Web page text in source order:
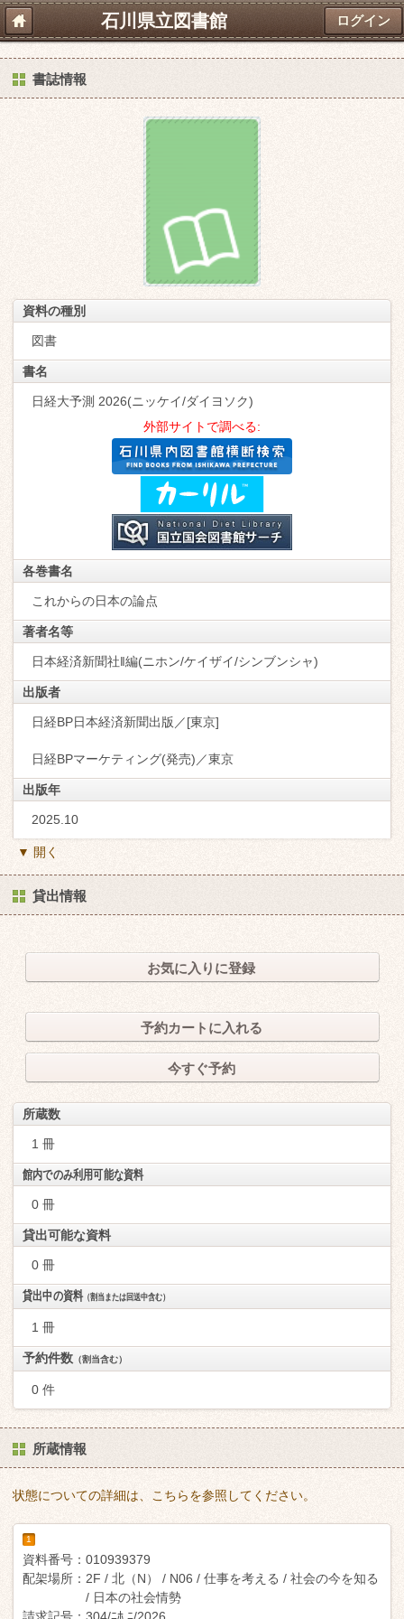
石川県立図書館 ログイン
書誌情報
資料の種別
図書
書名
日経大予測 2026(ニッケイ/ダイヨソク)
外部サイトで調べる:
各巻書名
これからの日本の論点
著者名等
日本経済新聞社‖編(ニホン/ケイザイ/シンブンシャ)
出版者
日経BP日本経済新聞出版／[東京]
日経BPマーケティング(発売)／東京
出版年
2025.10
▼ 開く
貸出情報
お気に入りに登録
予約カートに入れる
今すぐ予約
所蔵数
1 冊
館内でのみ利用可能な資料
0 冊
貸出可能な資料
0 冊
貸出中の資料（割当または回送中含む）
1 冊
予約件数 （割当含む）
0 件
所蔵情報
状態についての詳細は、こちらを参照してください。
1
資料番号： 010939379
配架場所： 2F / 北（N） / N06 / 仕事を考える / 社会の今を知る
/ 日本の社会情勢
請求記号： 304/ﾆﾎ ﾆ/2026